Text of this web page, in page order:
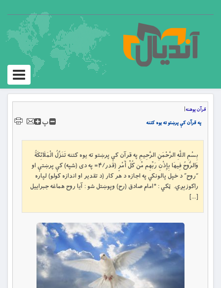
قرآن پوهنه|
پ په قرآن کې پرښتو ته يوه کتنه
بِسْمِ اللَّهِ الرَّحْمَنِ الرَّحِيمِ په قرآن کې پرښتو ته يوه کتنه تَنَزَّلُ الْمَلَائِكَةُ
وَالرُّوحُ فِيهَا بِإِذْنِ رَبِّهِم مِّن كُلِّ أَمْرٍ (قدر/۴= په دی (شپه) كې پرښتې او
“روح” د خپل پالونكي په اجازه د هر كار (د تقدير او اندازه كولو) لپاره
راكوزېږي. ټکي : *امام صادق (رح) وپوښتل شو : آيا روح هماغه جبراييل
[…]